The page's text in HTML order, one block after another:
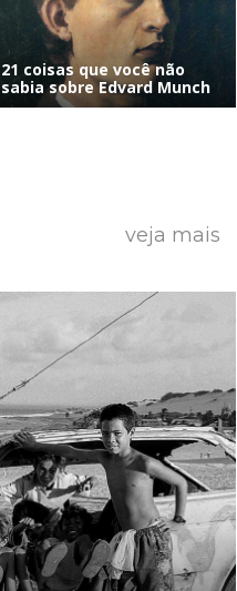
21 coisas que você não
sabia sobre Edvard Munch
veja mais